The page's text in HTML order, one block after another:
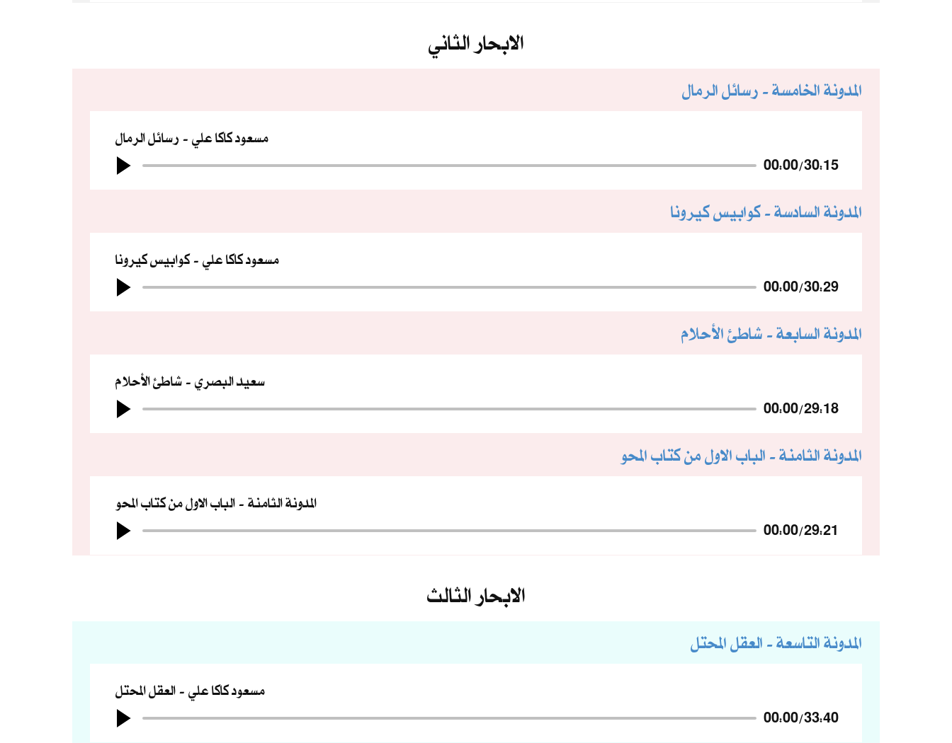
الابحار الثاني
المدونة الخامسة - رسائل الرمال
رسائل الرمال مسعود كاكا علي
00:00/30:15
المدونة السادسة - كوابيس كيرونا
كوابيس كيرونا مسعود كاكا علي
00:00/30:29
المدونة السابعة - شاطئ الأحلام
شاطئ الأحلام سعيد البصري
00:00/29:18
المدونة الثامنة - الباب الاول من كتاب المحو
الباب الاول من كتاب المحو المدونة الثامنة
00:00/29:21
الابحار الثالث
المدونة التاسعة - العقل المحتل
العقل المحتل مسعود كاكا علي
00:00/33:40